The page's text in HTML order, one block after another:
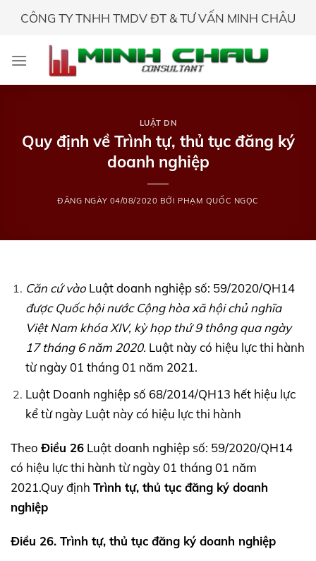
CÔNG TY TNHH TMDV ĐT & TƯ VẤN MINH CHÂU
LUẬT DN
Quy định về Trình tự, thủ tục đăng ký
doanh nghiệp
ĐĂNG NGÀY 04/08/2020 BỞI PHẠM QUỐC NGỌC
Căn cứ vào Luật doanh nghiệp số: 59/2020/QH14
được Quốc hội nước Cộng hòa xã hội chủ nghĩa
Việt Nam khóaXIV, kỳ họp thứ 9 thông qua ngày
17 tháng 6 năm 2020.Luật này có hiệu lực thi hành
từ ngày 01 tháng 01 năm 2021.
Luật Doanh nghiệp số 68/2014/QH13 hết hiệu lực
kể từ ngày Luật này có hiệu lực thi hành
Theo Điều 26 Luật doanh nghiệp số: 59/2020/QH14
có hiệu lực thi hành từ ngày 01 tháng 01 năm
2021.Quy định Trình tự, thủ tục đăng ký doanh
nghiệp
Điều 26. Trình tự, thủ tục đăng ký doanh nghiệp